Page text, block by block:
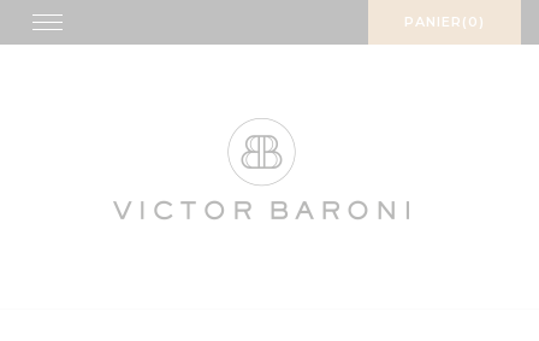
Skip
to
PANIER(0)
Toggle
navigation